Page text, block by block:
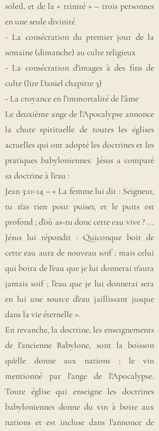
soleil, et de la « trinité » – trois personnes
en une seule divinité
- La consécration du premier jour de la
semaine (dimanche) au culte religieux
- La consécration d'images à des fins de
culte (lire Daniel chapitre 3)
- La croyance en l'immortalité de l'âme
Le deuxième ange de l'Apocalypse annonce
la chute spirituelle de toutes les églises
actuelles qui ont adopté les doctrines et les
pratiques babyloniennes. Jésus a comparé
sa doctrine à l'eau :
Jean 3:11-14 – « La femme lui dit : Seigneur,
tu n'as rien pour puiser, et le puits est
profond ; d'où as-tu donc cette eau vive ? ...
Jésus lui répondit : Quiconque boit de
cette eau aura de nouveau soif ; mais celui
qui boira de l'eau que je lui donnerai n'aura
jamais soif ; l'eau que je lui donnerai sera
en lui une source d'eau jaillissant jusque
dans la vie éternelle ».
En revanche, la doctrine, les enseignements
de l'ancienne Babylone, sont la boisson
qu'elle donne aux nations ; le vin
mentionné par l'ange de l'Apocalypse.
Toute église qui enseigne les doctrines
babyloniennes donne du vin à boire aux
nations et est incluse dans l'annonce de